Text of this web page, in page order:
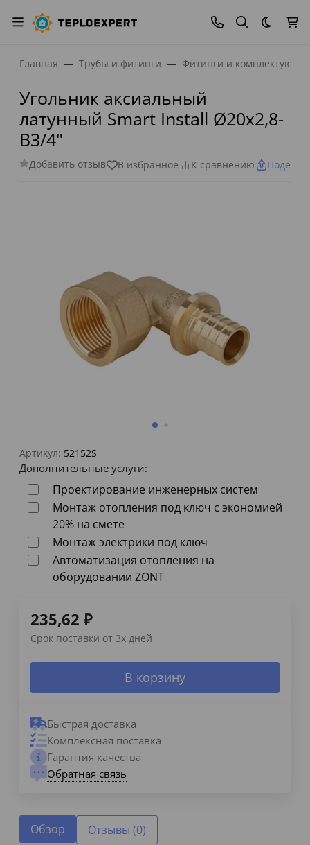
Темная
Главная Трубы и фитинги Фитинги и
Угольник аксиальный
латунный Smart Install Ø20x2,8-
В3/4"
Добавить отзыв В избранное К сравнению
Артикул: 52152S
Дополнительные услуги:
Проектирование инженерных систем
Монтаж отопления под ключ с экономией
20% на смете
Монтаж электрики под ключ
Автоматизация отопления на
оборудовании ZONT
235,62 ₽
Срок поставки от 3х дней
В корзину
Быстрая доставка
Комплексная поставка
Гарантия качества
Обратная связь
Обзор Отзывы (0)